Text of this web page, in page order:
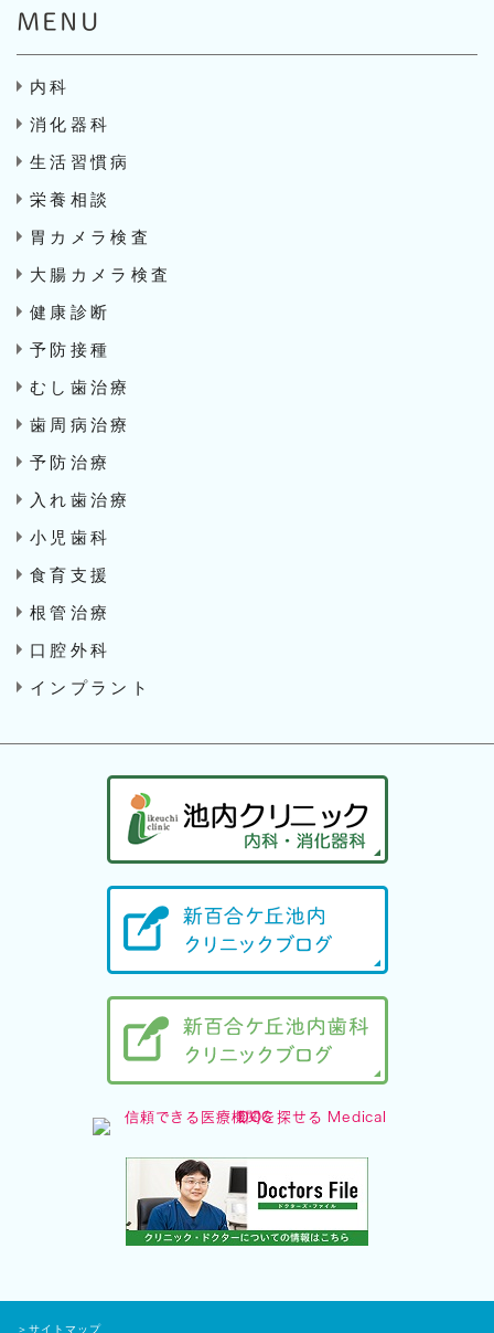
MENU
内科
消化器科
生活習慣病
栄養相談
胃カメラ検査
大腸カメラ検査
健康診断
予防接種
むし歯治療
歯周病治療
予防治療
入れ歯治療
小児歯科
食育支援
根管治療
口腔外科
インプラント
＞サイトマップ